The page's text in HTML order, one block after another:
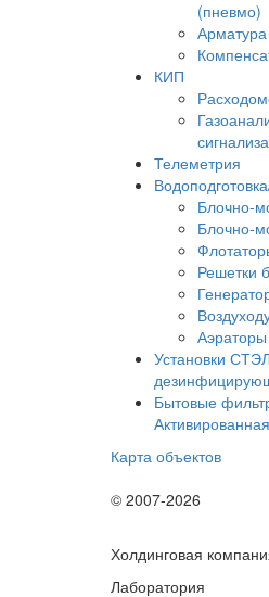
(пневмо)
КИП
Телеметрия
Блочно-
Блочно-
Решетки
Установки
Бытовые
Карта объектов
© 2007-2026
Холдинговая
Лаборатория